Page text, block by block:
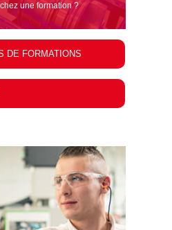
une formation ?
DE FORMATIONS